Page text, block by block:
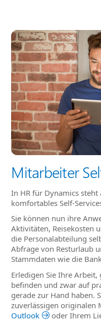
Mitarbeiter
In HR für Dynamics
komfortables Self-
Sie können nun ihre
Aktivitäten, Reisekosten
die Personalabteilung
Abfrage von Resturlaub
Stammdaten wie die
Erledigen Sie Ihre Arbeit,
befinden und zwar auf
gerade zur Hand haben.
zuverlässigen originalen
Outlook
oder Ihrem